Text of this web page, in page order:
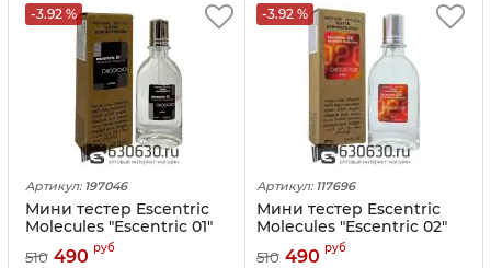
-3.92 %
Артикул: 197046
Мини тестер Escentric
Molecules "Escentric 01"
(ОАЭ) 67 ml
510 490 руб
-3.92 %
Артикул: 117696
Мини тестер Escentric
Molecules "Escentric 02"
(ОАЭ) 67 ml
510 490 руб